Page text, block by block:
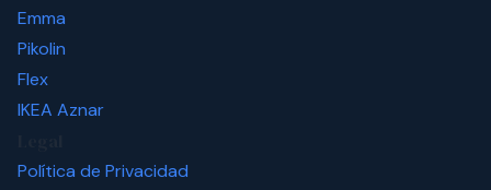
Emma
Pikolin
Flex
IKEA Aznar
Política de Privacidad